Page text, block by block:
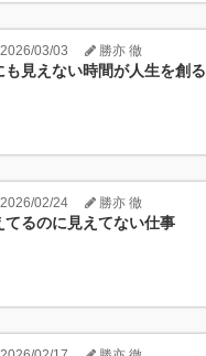
2026/03/03 勝亦 徹
も見えない時間が人生を創る
2026/02/24 勝亦 徹
てるのに見えてない仕事